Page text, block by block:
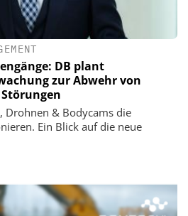
DB plant
zur Abwehr von
Drohnen & Bodycams die
Ein Blick auf die neue